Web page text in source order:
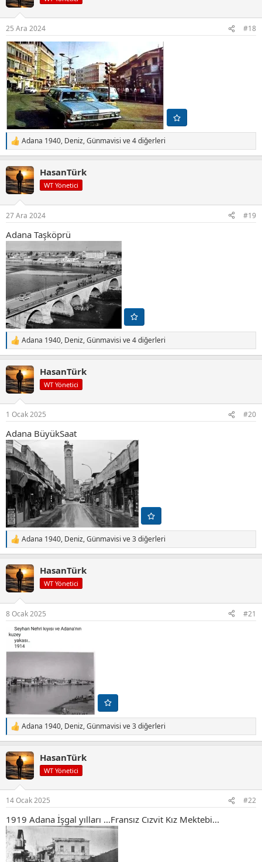
l
:
25 Ara 2024 #18
T
e
k
i
l
:
Adana 1940, Deniz,Günmavisi ve 4 diğerleri
HasanTürk
WT Yönetici
27 Ara 2024 #19
Adana Taşköprü
T
e
k
i
l
Adana 1940, Deniz,Günmavisi ve 4 diğerleri
HasanTürk
WT Yönetici
1 Ocak 2025 #20
Adana BüyükSaat
T
e
k
i
l
Adana 1940, Deniz,Günmavisi ve 3 diğerleri
HasanTürk
WT Yönetici
8 Ocak 2025 #21
T
e
k
i
l
:
Adana 1940, Deniz,Günmavisi ve 3 diğerleri
HasanTürk
WT Yönetici
14 Ocak 2025 #22
1919 Adana İşgal yılları ...Fransız Cızvit Kız Mektebi...